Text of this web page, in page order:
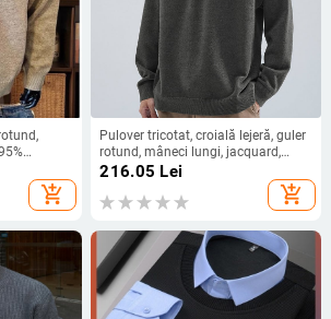
sintetice)
add_shopping_cart
Pulover tricotat, croială lejeră, guler
rotund, mâneci lungi, jacquard,
poliester 90%
216.05 Lei
add_shopping_cart